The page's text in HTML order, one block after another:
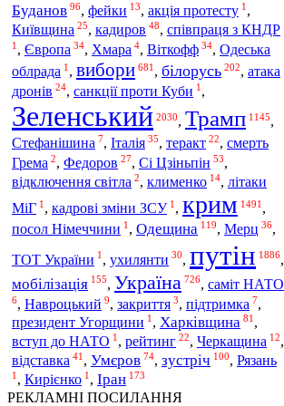
Буданов 96, фейки 13, акція протесту 1 ,
Київщина 25, кадиров 48, співпраця з КНДР
1 , Європа 34, Хмара 4, Віткофф 34, Одеська
облрада 1 , вибори 681 , білорусь 202, атака
дронів 24, санкції проти Куби 1 ,
Зеленський 2030, Трамп 1145,
Стефанішина 7, Італія 35, теракт 22, смерть
Грема 2, Федоров 27, Сі Цзіньпін 53,
відключення світла 2, клименко 14, літаки
МіГ 1 , кадрові зміни ЗСУ 1 , крим 1491 ,
посол Німеччини 1 , Одещина 119, Мерц 36,
ТОТ України 1 , ухилянти 30, путін 1886,
мобілізація 155, Україна 726, саміт НАТО
6, Навроцький 9, закриття 3, підтримка 7,
президент Угорщини 1 , Харківщина 81 ,
вступ до НАТО 1 , рейтинг 22, Черкащина 12,
відставка 41 , Умєров 74, зустріч 100, Рязань
1 , Кирієнко 1 , Іран 173
РЕКЛАМНІ ПОСИЛАННЯ